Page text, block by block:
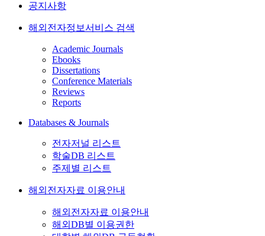
공지사항
해외전자정보서비스 검색
Academic Journals
Ebooks
Dissertations
Conference Materials
Reviews
Reports
Databases & Journals
전자저널 리스트
학술DB 리스트
주제별 리스트
해외전자자료 이용안내
해외전자자료 이용안내
해외DB별 이용권한